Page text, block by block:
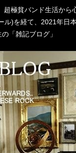
貧バンド生活か
)を経て、2021年
「雑記ブログ」